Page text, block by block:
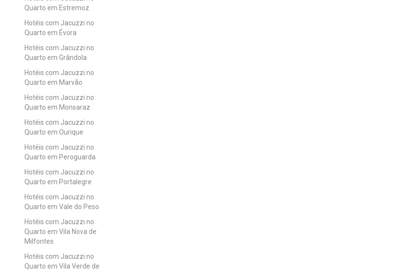
Quarto em Estremoz
Hotéis com Jacuzzi no
Quarto em Évora
Hotéis com Jacuzzi no
Quarto em Grândola
Hotéis com Jacuzzi no
Quarto em Marvão
Hotéis com Jacuzzi no
Quarto em Monsaraz
Hotéis com Jacuzzi no
Quarto em Ourique
Hotéis com Jacuzzi no
Quarto em Peroguarda
Hotéis com Jacuzzi no
Quarto em Portalegre
Hotéis com Jacuzzi no
Quarto em Vale do Peso
Hotéis com Jacuzzi no
Quarto em Vila Nova de
Milfontes
Hotéis com Jacuzzi no
Quarto em Vila Verde de